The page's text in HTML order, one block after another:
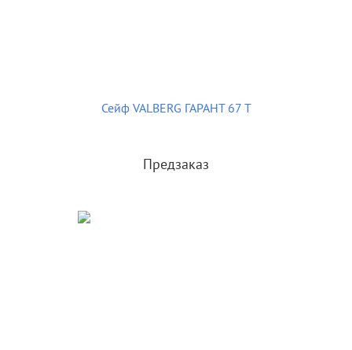
Сейф VALBERG ГАРАНТ 67 T
Предзаказ